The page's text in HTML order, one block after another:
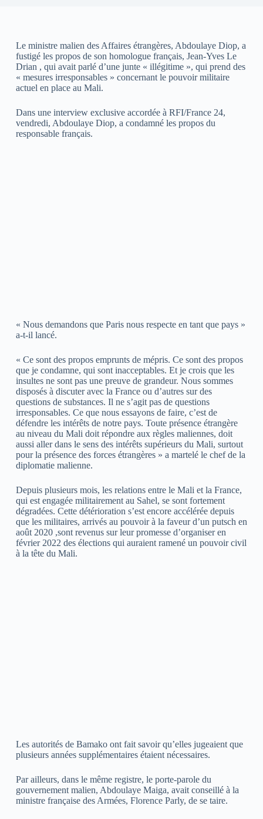
Le ministre malien des Affaires étrangères, Abdoulaye Diop, a
fustigé les propos de son homologue français, Jean-Yves Le
Drian , qui avait parlé d’une junte « illégitime », qui prend des
« mesures irresponsables » concernant le pouvoir militaire
actuel en place au Mali.
Dans une interview exclusive accordée à RFI/France 24,
vendredi, Abdoulaye Diop, a condamné les propos du
responsable français.
« Nous demandons que Paris nous respecte en tant que pays »
a-t-il lancé.
« Ce sont des propos emprunts de mépris. Ce sont des propos
que je condamne, qui sont inacceptables. Et je crois que les
insultes ne sont pas une preuve de grandeur. Nous sommes
disposés à discuter avec la France ou d’autres sur des
questions de substances. Il ne s’agit pas de questions
irresponsables. Ce que nous essayons de faire, c’est de
défendre les intérêts de notre pays. Toute présence étrangère
au niveau du Mali doit répondre aux règles maliennes, doit
aussi aller dans le sens des intérêts supérieurs du Mali, surtout
pour la présence des forces étrangères » a martelé le chef de la
diplomatie malienne.
Depuis plusieurs mois, les relations entre le Mali et la France,
qui est engagée militairement au Sahel, se sont fortement
dégradées. Cette détérioration s’est encore accélérée depuis
que les militaires, arrivés au pouvoir à la faveur d’un putsch en
août 2020 ,sont revenus sur leur promesse d’organiser en
février 2022 des élections qui auraient ramené un pouvoir civil
à la tête du Mali.
Les autorités de Bamako ont fait savoir qu’elles jugeaient que
plusieurs années supplémentaires étaient nécessaires.
Par ailleurs, dans le même registre, le porte-parole du
gouvernement malien, Abdoulaye Maiga, avait conseillé à la
ministre française des Armées, Florence Parly, de se taire.